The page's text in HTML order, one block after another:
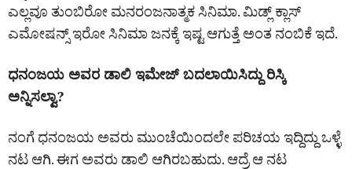
ಎಲ್ಲವೂ ತುಂಬಿರೋ ಮನರಂಜನಾತ್ಮಕ ಸಿನಿಮಾ. ಮಿಡ್ಲ್ ಕ್ಲಾಸ್
ಎಮೋಷನ್ಸ್ ಇರೋ ಸಿನಿಮಾ ಜನಕ್ಕೆ ಇಷ್ಟ ಆಗುತ್ತೆ ಅಂತ ನಂಬಿಕೆ ಇದೆ.
ಧನಂಜಯ ಅವರ ಡಾಲಿ ಇಮೇಜ್ ಬದಲಾಯಿಸಿದ್ದು ರಿಸ್ಕಿ
ಅನ್ನಿಸಲ್ವಾ?
ನಂಗೆ ಧನಂಜಯ ಅವರು ಮುಂಚೆಯಿಂದಲೇ ಪರಿಚಯ ಇದ್ದಿದ್ದು ಒಳ್ಳೆ
ನಟ ಆಗಿ. ಈಗ ಅವರು ಡಾಲಿ ಆಗಿರಬಹುದು. ಆದ್ರೆ ಆ ನಟ